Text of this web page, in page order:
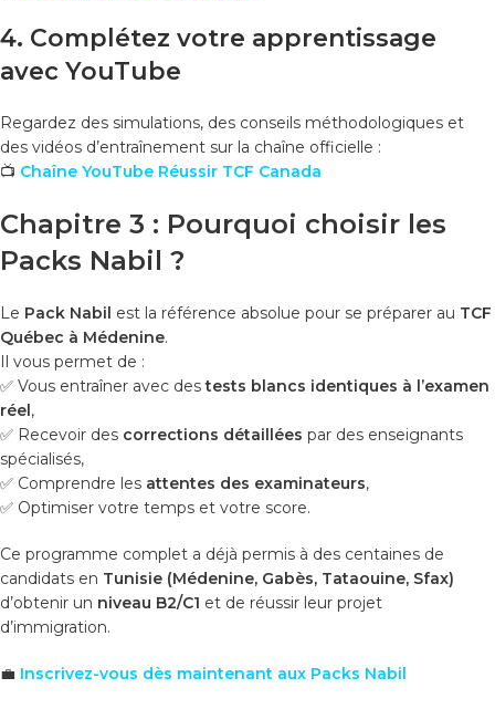
4. Complétez votre apprentissage
avec YouTube
Regardez des simulations, des conseils méthodologiques et
des vidéos d’entraînement sur la chaîne officielle :
📺 Chaîne YouTube Réussir TCF Canada
Chapitre 3 : Pourquoi choisir les
Packs Nabil ?
Le Pack Nabil est la référence absolue pour se préparer au TCF
Québec à Médenine.
Il vous permet de :
✅ Vous entraîner avec destests blancs identiques à l’examen
réel,
✅ Recevoir des corrections détaillées par des enseignants
spécialisés,
✅ Comprendre les attentes des examinateurs,
✅ Optimiser votre temps et votre score.
Ce programme complet a déjà permis à des centaines de
candidats en Tunisie (Médenine, Gabès, Tataouine, Sfax)
d’obtenir un niveau B2/C1 et de réussir leur projet
d’immigration.
💼 Inscrivez-vous dès maintenant aux Packs Nabil